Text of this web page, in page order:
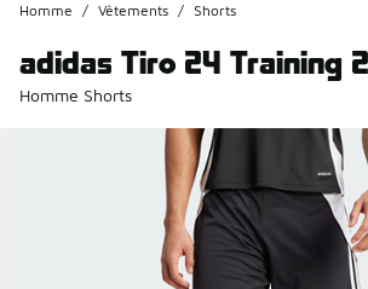
Homme / Vêtements / Shorts
adidas Tiro 24 Training
Homme Shorts